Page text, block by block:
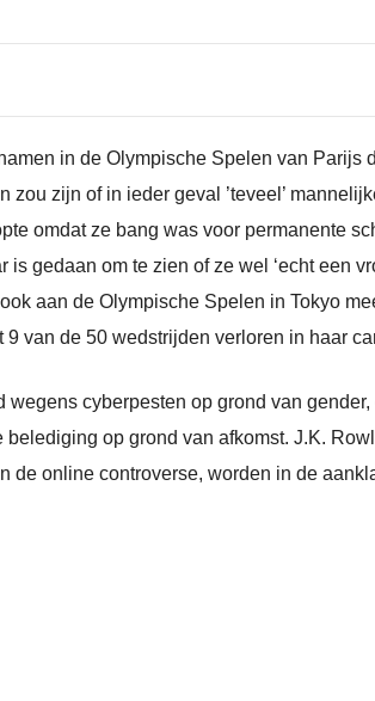
in de Olympische Spelen van Parijs
zijn of in ieder geval ’teveel’
omdat ze bang was voor permanente
is gedaan om te zien of ze wel ‘echt een
aan de Olympische Spelen in Tokyo
van de 50 wedstrijden verloren in haar
cyberpesten op grond van
op grond van afkomst. J.K.
online controverse, worden in de